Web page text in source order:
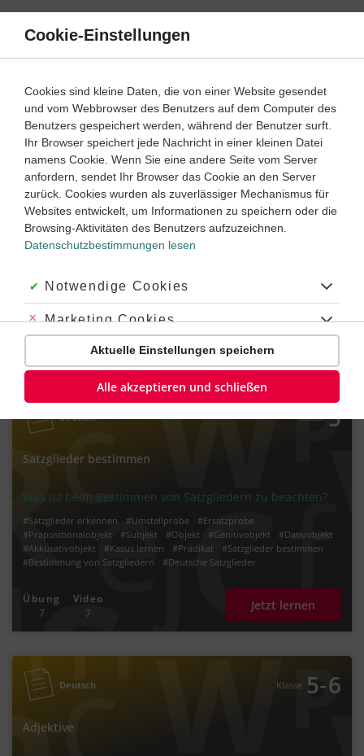
Direkt
Inhalt
Lernwege mit Erklär- und Anleitungsvideos
Deutsch Klasse
Einen epischen Text analysieren
#einen epischen Text analysieren
Übung
Video
10
Jetzt lernen
Deutsch Klasse 5
Satzglieder bestimmen
Was ist beim Bestimmen von Satzgliedern zu beachten?
#Satzglieder erkennen #Umstellprobe
#Ersatzprobe
#Präpositionalobjekt
#Subjekt #Objekt #Genitivobjekt
#Dativobjekt
#Akkusativobjekt
#Kasus lernen #Prädikat
#Satzglieder bestimmen
#Bestimmung von Satzgliedern
#Deutsche Satzglieder
Übung
7
Video
7
Jetzt lernen
Deutsch Klasse 5‐6
Adjektive
Cookie-Einstellungen
Cookies sind kleine Daten, die von einer Website gesendet
und vom Webbrowser des Benutzers auf dem Computer des
Benutzers gespeichert werden, während der Benutzer surft.
Ihr Browser speichert jede Nachricht in einer kleinen Datei
namens Cookie. Wenn Sie eine andere Seite vom Server
anfordern, sendet Ihr Browser das Cookie an den Server
zurück. Cookies wurden als zuverlässiger Mechanismus für
Websites entwickelt, um Informationen zu speichern oder die
Browsing-Aktivitäten des Benutzers aufzuzeichnen.
Datenschutzbestimmungen lesen
Akzeptiert:
Notwendige Cookies
Abgelehnt:
Marketing Cookies
Abgelehnt:
Personalisierungs-Cookies
Aktuelle Einstellungen speichern
Alle akzeptieren und schließen